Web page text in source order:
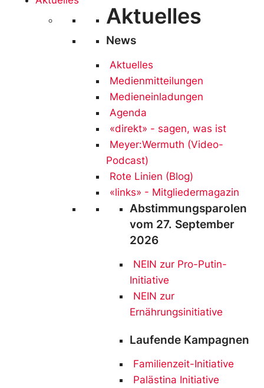
Aktuelles
News
Aktuelles
Medienmitteilungen
Medieneinladungen
Agenda
«direkt» - sagen, was ist
Meyer:Wermuth (Video-
Podcast)
Rote Linien (Blog)
«links» - Mitgliedermagazin
Abstimmungsparolen
vom 27. September
2026
NEIN zur Pro-Putin-
Initiative
NEIN zur
Ernährungsinitiative
Laufende Kampagnen
Familienzeit-Initiative
Palästina Initiative